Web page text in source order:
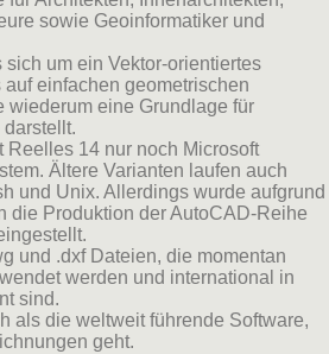
sowie Geoinformatiker und
um ein Vektor-orientiertes
einfachen geometrischen
wiederum eine Grundlage für
Reelles 14 nur noch Microsoft
Ältere Varianten laufen auch
und Unix. Allerdings wurde aufgrund
die Produktion der AutoCAD-Reihe
und .dxf Dateien, die momentan
werden und international in
sind.
als die weltweit führende Software,
geht.